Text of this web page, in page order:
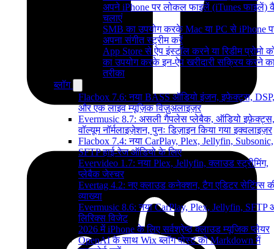
अपने iPhone पर लोकल फाइलें (iTunes फाइलें)
चलाएं
SMB का उपयोग करके Mac या PC से iPhone
अपना संगीत स्ट्रीम करें
App Store से ऐप इंस्टॉल करने या रिडीम प्रोमो
का उपयोग करके इन-ऐप खरीदारी सक्रिय करने
तरीका
ब्लॉग
Flacbox 7.6: नया BASS ऑडियो इंजन, इफेक्ट्स, DSP,
और एक लाइव म्यूज़िक विज़ुअलाइज़र
Evermusic 8.7: असली गैपलेस प्लेबैक, ऑडियो इफ़ेक्ट्स,
वॉल्यूम नॉर्मलाइज़ेशन, पुनः डिज़ाइन किया गया इक्वलाइज़र
Flacbox 7.4: नया CarPlay, Plex, Jellyfin, Subsonic,
SFTP हाई-रेज ऑडियो के लिए
Evervideo 1.7: नया Plex, Jellyfin, क्लाउड स्ट्रीमिंग,
प्लेबैक जेस्चर
Evertag 4.2: नए क्लाउड कनेक्शन, टैग एडिटर सेटिंग्स
व्याख्या
Evermusic 8.6: नया CarPlay, Plex, Jellyfin, SFTP
लिरिक्स विजेट
2026 में iPhone के लिए सर्वश्रेष्ठ क्लाउड म्यूजिक प्लेयर
OpenAI के साथ Wix ब्लॉग पोस्ट को Markdown में